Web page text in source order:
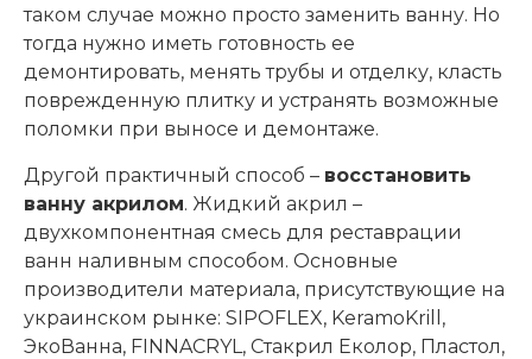
таком случае можно просто заменить ванну. Но
тогда нужно иметь готовность ее
демонтировать, менять трубы и отделку, класть
поврежденную плитку и устранять возможные
поломки при выносе и демонтаже.
Другой практичный способ – восстановить
ванну акрилом. Жидкий акрил –
двухкомпонентная смесь для реставрации
ванн наливным способом. Основные
производители материала, присутствующие на
украинском рынке: SIPOFLEX, KeramoKrill,
ЭкоВанна, FINNACRYL, Стакрил Еколор, Пластол,